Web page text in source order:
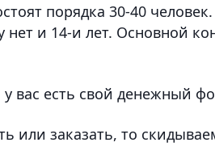
порядка 30-40
и 14-и лет. Основной
вас есть свой денежный
или заказать, то